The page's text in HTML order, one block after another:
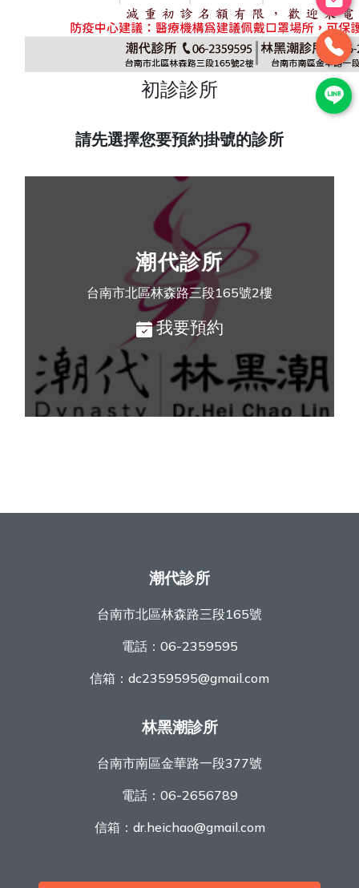
初診診所
請先選擇您要預約掛號的診所
潮代診所
台南市北區林森路三段165號2樓
我要預約
潮代診所
台南市北區林森路三段165號
電話： 06-2359595
信箱： dc2359595@gmail.com
林黑潮診所
台南市南區金華路一段377號
電話： 06-2656789
信箱： dr.heichao@gmail.com